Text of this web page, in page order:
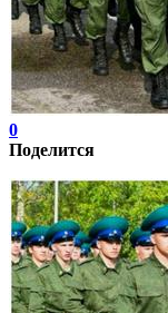
0
Поделится